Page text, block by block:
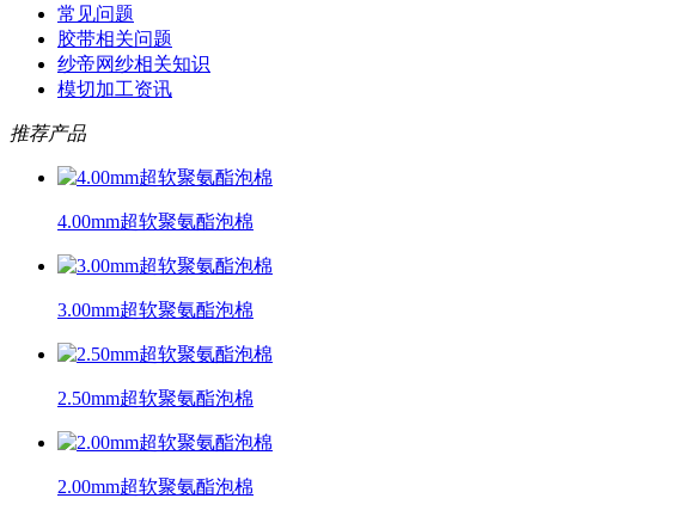
常见问题
胶带相关问题
纱帝网纱相关知识
模切加工资讯
推荐产品
4.00mm超软聚氨酯泡棉
3.00mm超软聚氨酯泡棉
2.50mm超软聚氨酯泡棉
2.00mm超软聚氨酯泡棉